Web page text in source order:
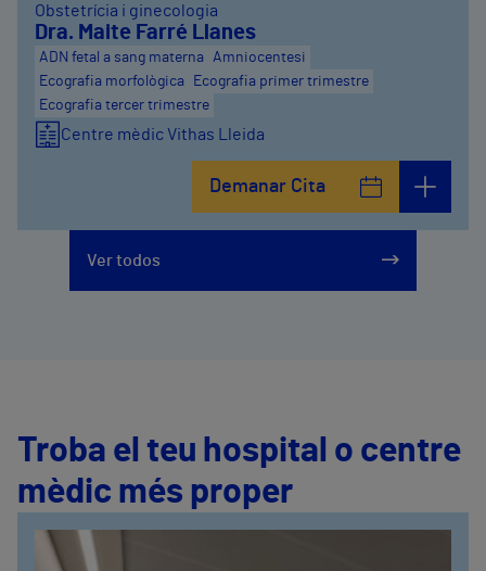
Obstetrícia i ginecologia
Dra. Maite Farré Llanes
ADN fetal a sang materna
Amniocentesi
Ecografia morfològica
Ecografia primer trimestre
Ecografia tercer trimestre
Centre mèdic Vithas Lleida
Demanar Cita
Ver todos
Troba el teu hospital o centre
mèdic més proper